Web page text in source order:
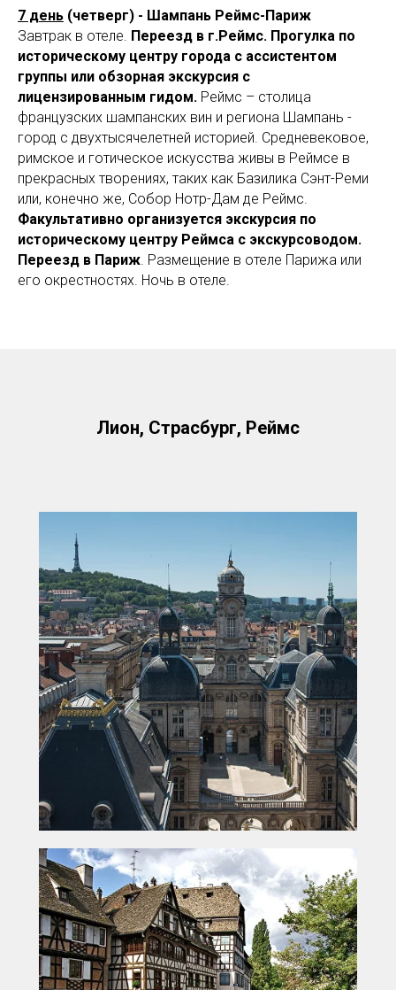
7 день (четверг) - Шампань Реймс-Париж
Завтрак в отеле. Переезд в г.Реймс. Прогулка по
историческому центру города с ассистентом
группы или обзорная экскурсия с
лицензированным гидом. Реймс – столица
французских шампанских вин и региона Шампань -
город с двухтысячелетней историей. Средневековое,
римское и готическое искусства живы в Реймсе в
прекрасных творениях, таких как Базилика Сэнт-Реми
или, конечно же, Собор Нотр-Дам де Реймс.
Факультативно организуется экскурсия по
историческому центру Реймса с экскурсоводом.
Переезд в Париж. Размещение в отеле Парижа или
его окрестностях. Ночь в отеле.
Лион, Страсбург, Реймс